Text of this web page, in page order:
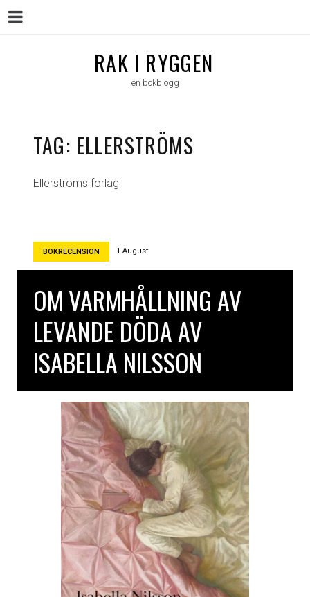
RAK I RYGGEN
en bokblogg
TAG: ELLERSTRÖMS
Ellerströms förlag
BOKRECENSION 1 August
OM VARMHÅLLNING AV
LEVANDE DÖDA AV
ISABELLA NILSSON
Menu